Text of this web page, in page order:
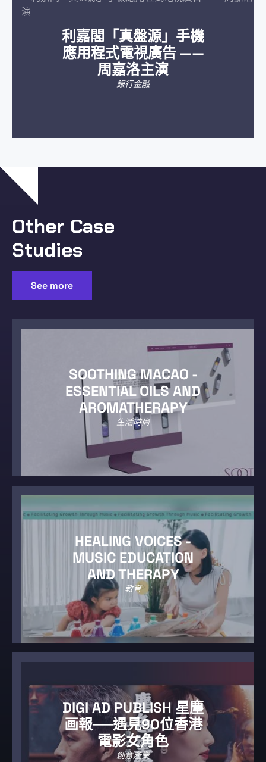
利嘉閣「真盤源」手機
應用程式電視廣告 ——
周嘉洛主演
銀行金融
Other Case
Studies
See more
SOOTHING MACAO -
ESSENTIAL OILS AND
AROMATHERAPY
生活時尚
HEALING VOICES -
MUSIC EDUCATION
AND THERAPY
教育
DIGI AD PUBLISH 星塵
画報──遇見90位香港
電影女角色
創意產業